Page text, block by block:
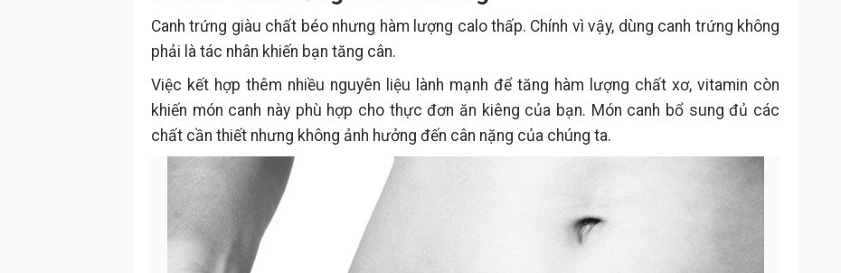
Canh trứng giàu chất béo nhưng hàm lượng calo thấp. Chính vì vậy, dùng canh trứng không
phải là tác nhân khiến bạn tăng cân.
Việc kết hợp thêm nhiều nguyên liệu lành mạnh để tăng hàm lượng chất xơ, vitamin còn
khiến món canh này phù hợp cho thực đơn ăn kiêng của bạn. Món canh bổ sung đủ các
chất cần thiết nhưng không ảnh hưởng đến cân nặng của chúng ta.